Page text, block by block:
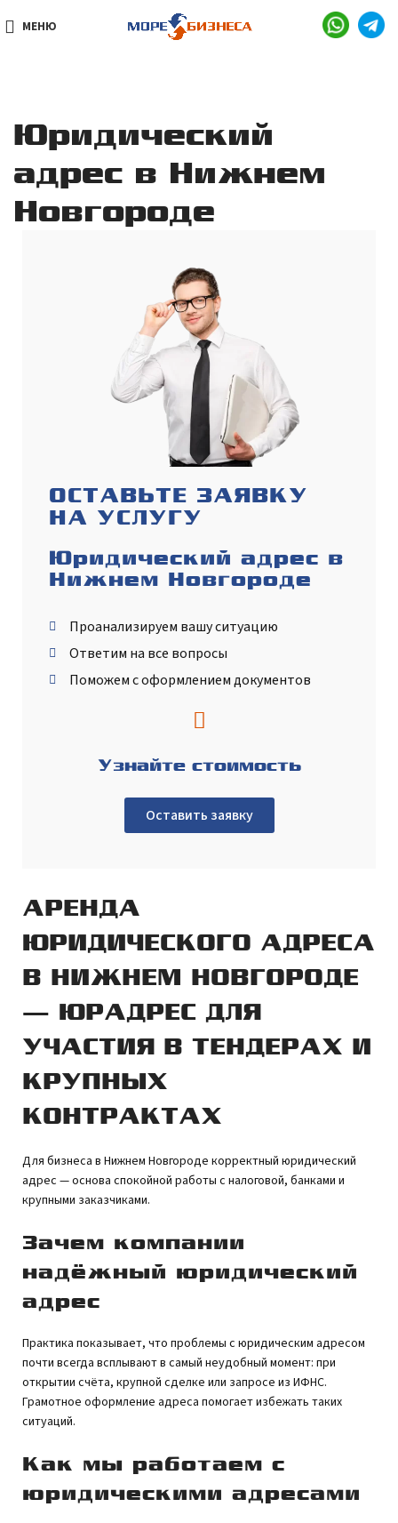
МЕНЮ
Юридический
адрес в Нижнем
Новгороде
ОСТАВЬТЕ ЗАЯВКУ
НА УСЛУГУ
Юридический адрес в
Нижнем Новгороде
Проанализируем вашу ситуацию
Ответим на все вопросы
Поможем с оформлением документов
Узнайте стоимость
Оставить заявку
АРЕНДА
ЮРИДИЧЕСКОГО АДРЕСА
В НИЖНЕМ НОВГОРОДЕ
— ЮРАДРЕС ДЛЯ
УЧАСТИЯ В ТЕНДЕРАХ И
КРУПНЫХ
КОНТРАКТАХ
Для бизнеса в Нижнем Новгороде корректный юридический
адрес — основа спокойной работы с налоговой, банками и
крупными заказчиками.
Зачем компании
надёжный юридический
адрес
Практика показывает, что проблемы с юридическим адресом
почти всегда всплывают в самый неудобный момент: при
открытии счёта, крупной сделке или запросе из ИФНС.
Грамотное оформление адреса помогает избежать таких
ситуаций.
Как мы работаем с
юридическими адресами